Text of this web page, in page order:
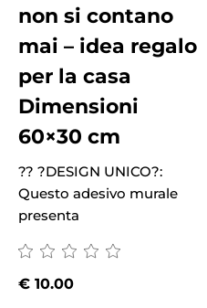
non si contano
mai – idea regalo
per la casa
Dimensioni
60×30 cm
?? ?DESIGN UNICO?:
Questo adesivo murale
presenta
€10.00